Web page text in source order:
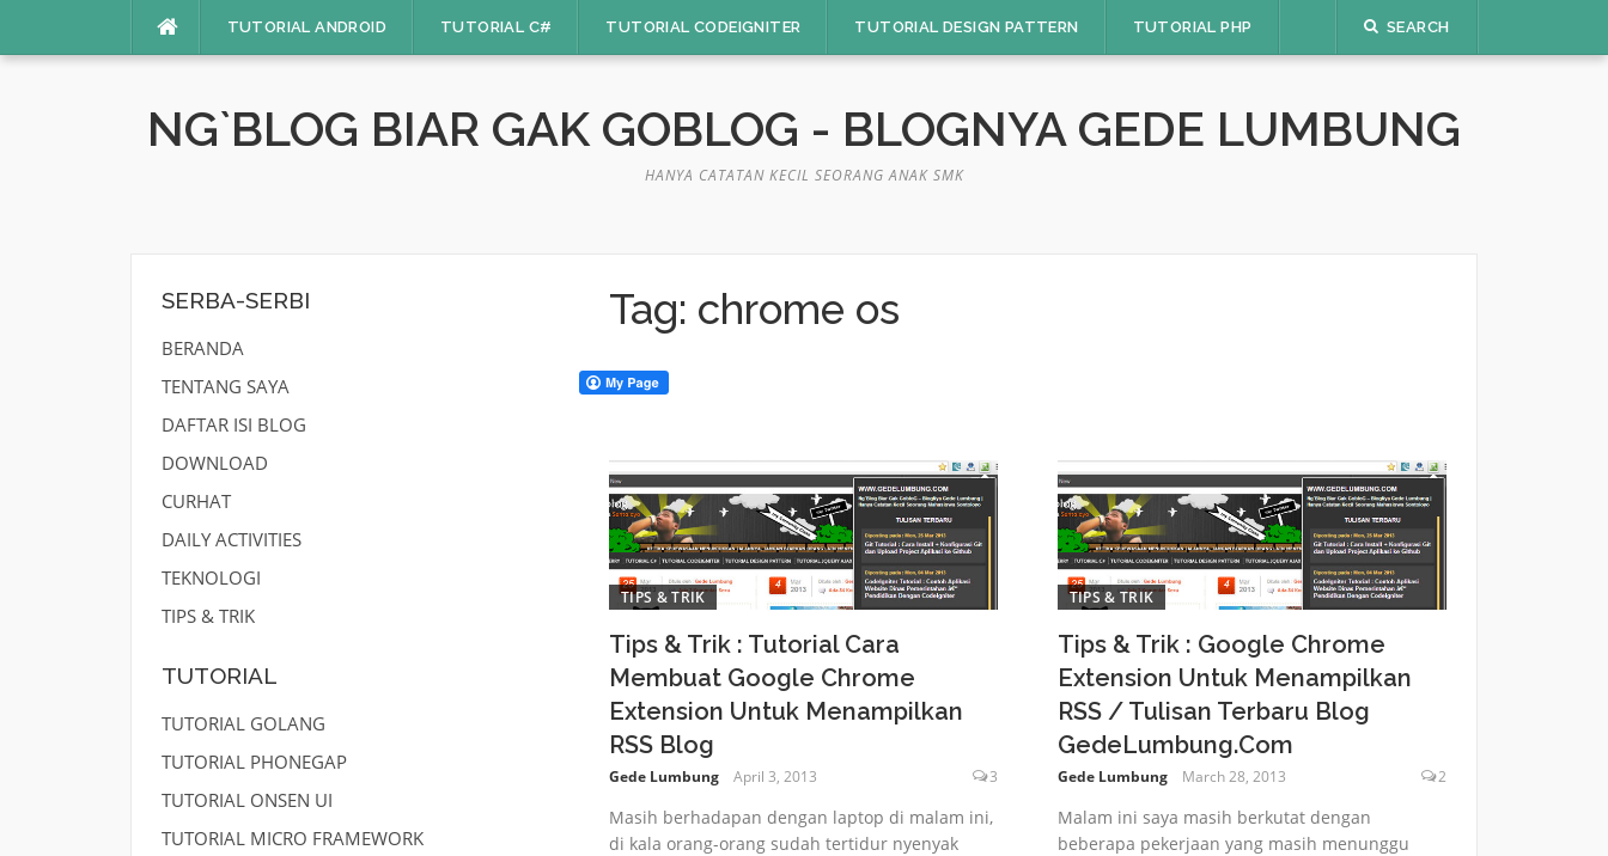
TUTORIAL ANDROID TUTORIAL C# TUTORIAL CODEIGNITER TUTORIAL DESIGN PATTERN TUTORIAL PHP SEARCH
NG`BLOG BIAR GAK GOBLOG - BLOGNYA GEDE LUMBUNG
HANYA CATATAN KECIL SEORANG ANAK SMK
Tag: chrome os
TIPS & TRIK
Tips & Trik : Tutorial Cara
Membuat Google Chrome
Extension Untuk Menampilkan
RSS Blog
Gede Lumbung April 3, 2013 3
Masih berhadapan dengan laptop di malam ini,
di kala orang-orang sudah tertidur nyenyak
TIPS & TRIK
Tips & Trik : Google Chrome
Extension Untuk Menampilkan
RSS / Tulisan Terbaru Blog
GedeLumbung.Com
Gede Lumbung March 28, 2013 2
Malam ini saya masih berkutat dengan
beberapa pekerjaan yang masih menunggu
SERBA-SERBI
BERANDA
TENTANG SAYA
DAFTAR ISI BLOG
DOWNLOAD
CURHAT
DAILY ACTIVITIES
TEKNOLOGI
TIPS & TRIK
TUTORIAL
TUTORIAL GOLANG
TUTORIAL PHONEGAP
TUTORIAL ONSEN UI
TUTORIAL MICRO FRAMEWORK